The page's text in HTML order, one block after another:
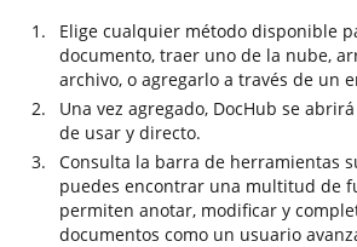
Elige cualquier método disponible
documento, traer uno de la nube,
archivo, o agregarlo a través de un
Una vez agregado, DocHub se
de usar y directo.
Consulta la barra de herramientas
puedes encontrar una multitud de
permiten anotar, modificar y
documentos como un usuario